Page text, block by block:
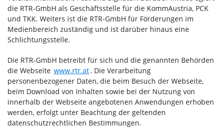
die RTR-GmbH als Geschäftsstelle für die KommAustria, PCK
und TKK. Weiters ist die RTR-GmbH für Förderungen im
Medienbereich zuständig und ist darüber hinaus eine
Schlichtungsstelle.
Die RTR-GmbH betreibt für sich und die genannten Behörden
die Webseite www.rtr.at. Die Verarbeitung
personenbezogener Daten, die beim Besuch der Webseite,
beim Download von Inhalten sowie bei der Nutzung von
innerhalb der Webseite angebotenen Anwendungen erhoben
werden, erfolgt unter Beachtung der geltenden
datenschutzrechtlichen Bestimmungen.